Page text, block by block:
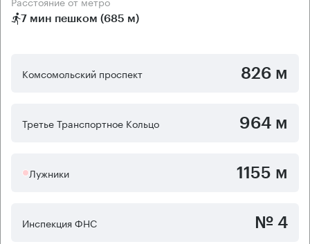
7 мин пешком (685 м)
Комсомольский проспект 826 м
Третье Транспортное Кольцо 964 м
Лужники 1155 м
Инспекция ФНС № 4